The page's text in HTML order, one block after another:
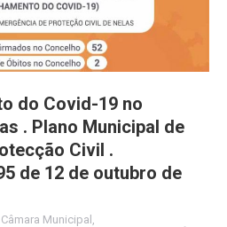
do Covid-19 no
. Plano Municipal de
Civil .
de 12 de outubro de
Câmara Municipal